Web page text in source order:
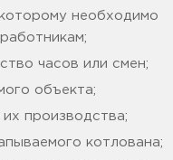
необходимо
часов или смен;
объекта;
производства;
котлована;